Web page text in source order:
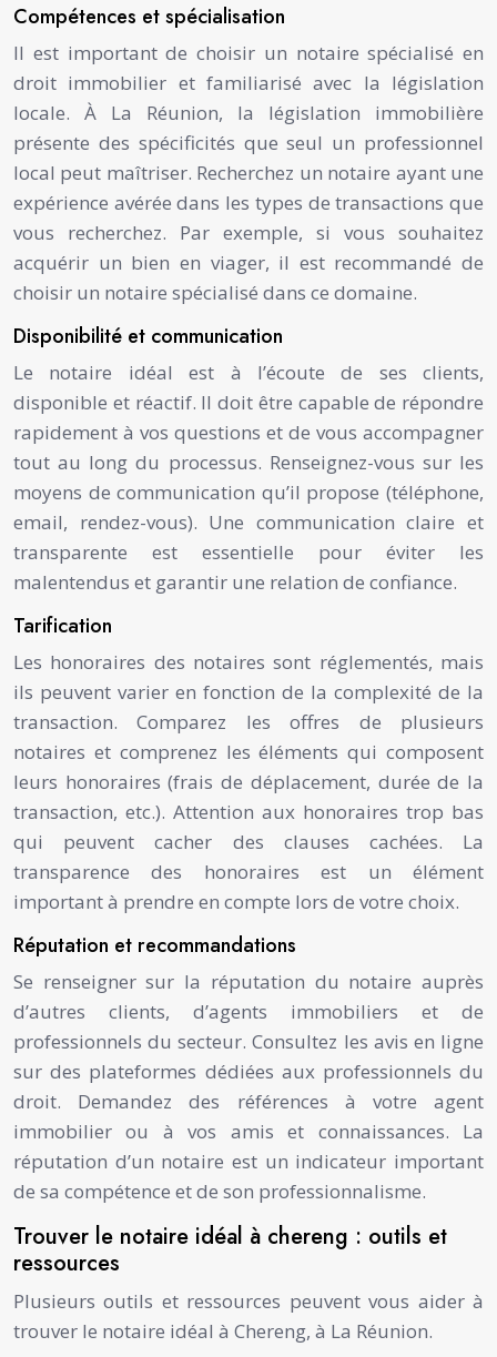
Compétences et spécialisation
Il est important de choisir un notaire spécialisé en
droit immobilier et familiarisé avec la législation
locale. À La Réunion, la législation immobilière
présente des spécificités que seul un professionnel
local peut maîtriser. Recherchez un notaire ayant une
expérience avérée dans les types de transactions que
vous recherchez. Par exemple, si vous souhaitez
acquérir un bien en viager, il est recommandé de
choisir un notaire spécialisé dans ce domaine.
Disponibilité et communication
Le notaire idéal est à l’écoute de ses clients,
disponible et réactif. Il doit être capable de répondre
rapidement à vos questions et de vous accompagner
tout au long du processus. Renseignez-vous sur les
moyens de communication qu’il propose (téléphone,
email, rendez-vous). Une communication claire et
transparente est essentielle pour éviter les
malentendus et garantir une relation de confiance.
Tarification
Les honoraires des notaires sont réglementés, mais
ils peuvent varier en fonction de la complexité de la
transaction. Comparez les offres de plusieurs
notaires et comprenez les éléments qui composent
leurs honoraires (frais de déplacement, durée de la
transaction, etc.). Attention aux honoraires trop bas
qui peuvent cacher des clauses cachées. La
transparence des honoraires est un élément
important à prendre en compte lors de votre choix.
Réputation et recommandations
Se renseigner sur la réputation du notaire auprès
d’autres clients, d’agents immobiliers et de
professionnels du secteur. Consultez les avis en ligne
sur des plateformes dédiées aux professionnels du
droit. Demandez des références à votre agent
immobilier ou à vos amis et connaissances. La
réputation d’un notaire est un indicateur important
de sa compétence et de son professionnalisme.
Trouver le notaire idéal à chereng : outils et
ressources
Plusieurs outils et ressources peuvent vous aider à
trouver le notaire idéal à Chereng, à La Réunion.